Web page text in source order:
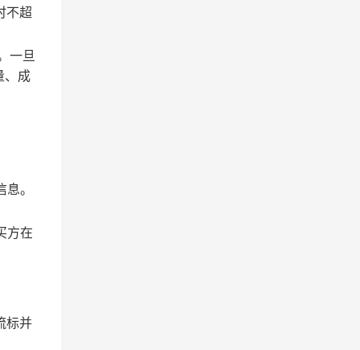
不超
一旦
、成
。
方在
标并